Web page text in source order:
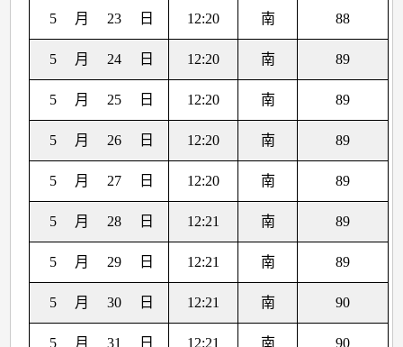
5 月 23 日 12:20 南 88
5 月 24 日 12:20 南 89
5 月 25 日 12:20 南 89
5 月 26 日 12:20 南 89
5 月 27 日 12:20 南 89
5 月 28 日 12:21 南 89
5 月 29 日 12:21 南 89
5 月 30 日 12:21 南 90
5 月 31 日 12:21 南 90